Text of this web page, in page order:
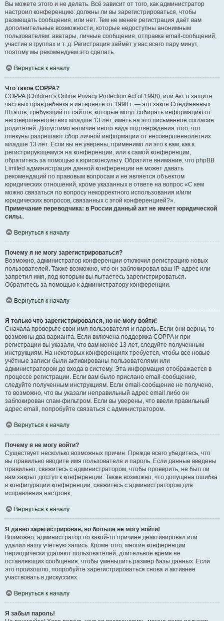
Вы можете этого и не делать. Всё зависит от того, как администратор
настроил конференцию: должны ли вы зарегистрироваться, чтобы
размещать сообщения, или нет. Тем не менее регистрация даёт вам
дополнительные возможности, которые недоступны анонимным
пользователям: аватары, личные сообщения, отправка email-сообщений,
участие в группах и т. д. Регистрация займёт у вас всего пару минут,
поэтому мы рекомендуем это сделать.
Вернуться к началу
Что такое COPPA?
COPPA (Children’s Online Privacy Protection Act of 1998), или Акт о защите
частных прав ребёнка в интернете от 1998 г. — это закон Соединённых
Штатов, требующий от сайтов, которые могут собирать информацию от
несовершеннолетних младше 13 лет, иметь на это письменное согласие
родителей. Допустимо наличие иного вида подтверждения того, что
опекуны разрешают сбор личной информации от несовершеннолетних
младше 13 лет. Если вы не уверены, применимо ли это к вам, как к
регистрирующемуся на конференции, или к самой конференции,
обратитесь за помощью к юрисконсульту. Обратите внимание, что phpBB
Limited администрация данной конференции не может давать
рекомендаций по правовым вопросам и не является объектом
юридических отношений, кроме указанных в ответе на вопрос «С кем
можно связаться по вопросу некорректного использования и/или
юридических вопросов, связанных с этой конференцией?».
Примечание переводчика: в России данный акт не имеет юридической
силы..
Вернуться к началу
Почему я не могу зарегистрироваться?
Возможно, администратор конференции отключил регистрацию новых
пользователей. Также возможно, что он заблокировал ваш IP-адрес или
запретил имя, под которым вы пытаетесь зарегистрироваться.
Обратитесь за помощью к администратору конференции.
Вернуться к началу
Я только что зарегистрировался, но не могу войти!
Сначала проверьте свои имя пользователя и пароль. Если они верны, то
возможны два варианта. Если включена поддержка COPPA и при
регистрации вы указали, что вам менее 13 лет, следуйте полученным
инструкциям. На некоторых конференциях требуется, чтобы все новые
учётные записи были активированы пользователями или
администратором до входа в систему. Эта информация отображается в
процессе регистрации. Если вам было прислано email-сообщение,
следуйте полученным инструкциям. Если email-сообщение не получено,
то возможно, что вы указали неправильный адрес email либо он
заблокирован спам-фильтром. Если вы уверены, что ввели правильный
адрес email, попробуйте связаться с администратором.
Вернуться к началу
Почему я не могу войти?
Существует несколько возможных причин. Прежде всего убедитесь, что
вы правильно вводите имя пользователя и пароль. Если данные введены
правильно, свяжитесь с администратором, чтобы проверить, не был ли
вам закрыт доступ к конференции. Также возможно, что допущена ошибка
в конфигурации конференции, свяжитесь с администратором для
исправления настроек.
Вернуться к началу
Я давно зарегистрирован, но больше не могу войти!
Возможно, администратор по какой-то причине деактивировал или
удалил вашу учётную запись. Кроме того, многие конференции
периодически удаляют пользователей, длительное время не
оставляющих сообщения, чтобы уменьшить размер базы данных. Если
это произошло, попробуйте зарегистрироваться снова и активнее
участвовать в дискуссиях.
Вернуться к началу
Я забыл пароль!